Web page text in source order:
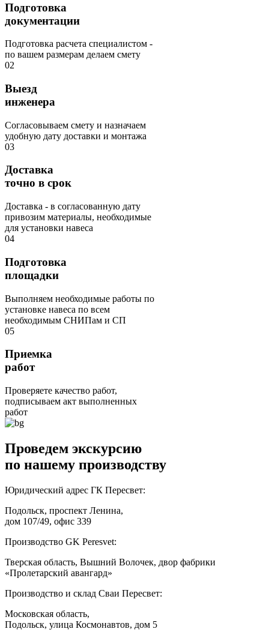
Подготовка
документации
Подготовка расчета специалистом -
по вашем размерам делаем смету
02
Выезд
инженера
Согласовываем смету и назначаем
удобную дату доставки и монтажа
03
Доставка
точно в срок
Доставка - в согласованную дату
привозим материалы, необходимые
для установки навеса
04
Подготовка
площадки
Выполняем необходимые работы по
установке навеса по всем
необходимым СНИПам и СП
05
Приемка
работ
Проверяете качество работ,
подписываем акт выполненных
работ
Проведем экскурсию
по нашему производству
Юридический адрес ГК Пересвет:
Подольск, проспект Ленина,
дом 107/49, офис 339
Производство GK Peresvet:
Тверская область, Вышний Волочек, двор фабрики
«Пролетарский авангард»
Производство и склад Сваи Пересвет:
Московская область,
Подольск, улица Космонавтов, дом 5